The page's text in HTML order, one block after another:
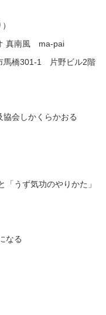
真南風 ma-pai
馬橋301-1 片野ビル2階
会しかくらかおる
うず気功のやりかた」
なる